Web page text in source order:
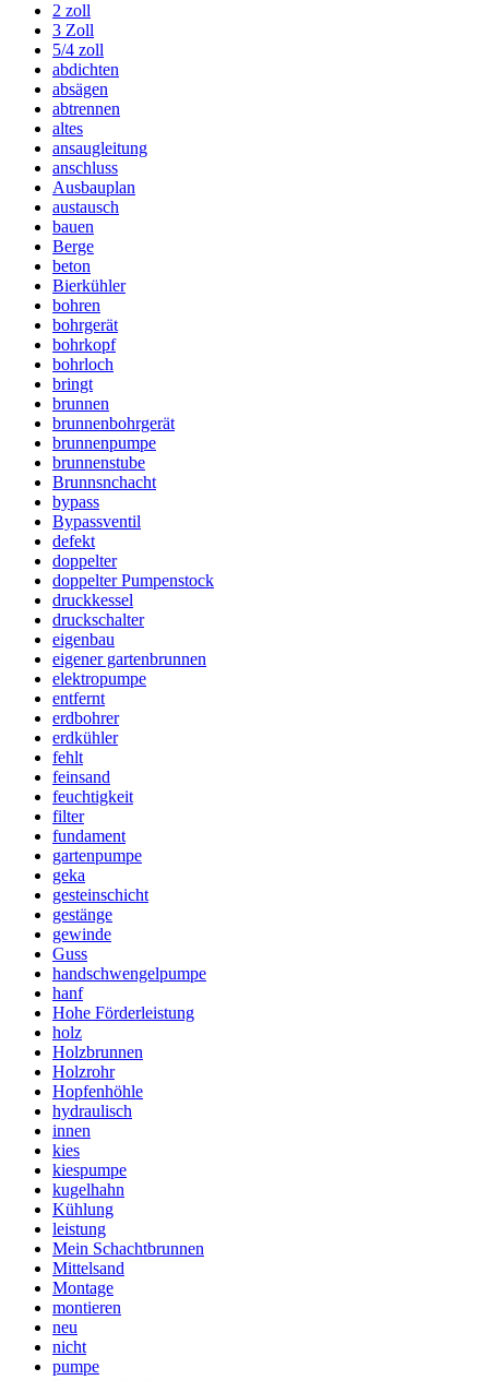
2 zoll
3 Zoll
5/4 zoll
abdichten
absägen
abtrennen
altes
ansaugleitung
anschluss
Ausbauplan
austausch
bauen
Berge
beton
Bierkühler
bohren
bohrgerät
bohrkopf
bohrloch
bringt
brunnen
brunnenbohrgerät
brunnenpumpe
brunnenstube
Brunnsnchacht
bypass
Bypassventil
defekt
doppelter
doppelter Pumpenstock
druckkessel
druckschalter
eigenbau
eigener gartenbrunnen
elektropumpe
entfernt
erdbohrer
erdkühler
fehlt
feinsand
feuchtigkeit
filter
fundament
gartenpumpe
geka
gesteinschicht
gestänge
gewinde
Guss
handschwengelpumpe
hanf
Hohe Förderleistung
holz
Holzbrunnen
Holzrohr
Hopfenhöhle
hydraulisch
innen
kies
kiespumpe
kugelhahn
Kühlung
leistung
Mein Schachtbrunnen
Mittelsand
Montage
montieren
neu
nicht
pumpe